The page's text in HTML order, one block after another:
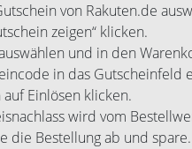
von Rakuten.de
zeigen“ klicken.
und in den
in das Gutscheinfeld
auf Einlösen klicken.
wird vom
die Bestellung ab und spare.